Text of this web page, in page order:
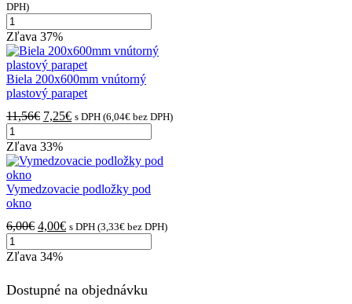
26,65€.16,40€.
DPH)
množstvo
zlatý
dub
600x550mm
sieť
na
okno
600x550mm
Zľava 37%
Biela 200x600mm vnútorný
plastový parapet
11,56€ Pôvodná
bola:
11,56€.
7,25€Aktuálna
je:
7,25€.
s DPH (6,04€ bez DPH)
množstvo
Biela
200x600mm
vnútorný
plastový
parapet
Zľava 33%
Vymedzovacie podložky pod
okno
6,00€ Pôvodná
bola:
4,00€Aktuálna
je:
s DPH (3,33€ bez DPH)
množstvo
Vymedzovacie
pod
okno
Zľava 34%
Dostupné na objednávku